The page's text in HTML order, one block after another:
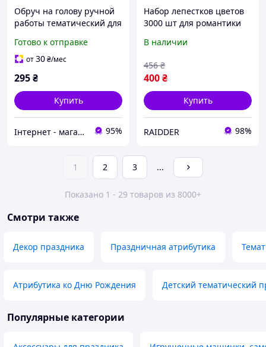
Обруч на голову ручной
работы тематический для
с цветами
Готово к отправке
от30₴/мес
295₴
Купить
Інтернет - магазин одягу та взуття Зiрочка 95%
Набор лепестков цветов
3000 шт для романтики
тематических фотосессий
праздников
(R60201/202/203)
В наличии
400₴
456 ₴
Купить
RAIDDER 98%
1 2 3 ...
Показано 1 - 29 товаров из 8000+
Смотри также
Декор праздника Праздничная атрибутика
Атрибутика ко Дню Рождения Детский тематический
Популярные категории